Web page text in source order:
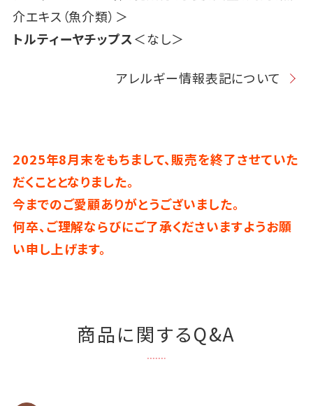
介エキス（魚介類）＞
トルティーヤチップス＜なし＞
アレルギー情報表記について
2025年8月末をもちまして、販売を終了させていた
だくこととなりました。
今までのご愛顧ありがとうございました。
何卒、ご理解ならびにご了承くださいますようお願
い申し上げます。
商品に関するQ&A